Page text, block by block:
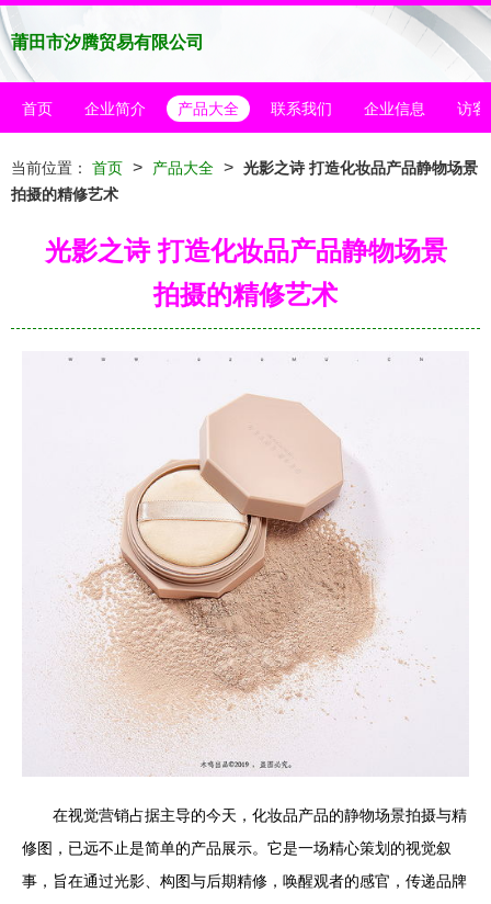
莆田市汐腾贸易有限公司
首页 企业简介 产品大全 联系我们 企业信息 访客
当前位置： 首页 > 产品大全 > 光影之诗 打造化妆品产品静物场景
拍摄的精修艺术
光影之诗 打造化妆品产品静物场景
拍摄的精修艺术
在视觉营销占据主导的今天，化妆品产品的静物场景拍摄与精
修图，已远不止是简单的产品展示。它是一场精心策划的视觉叙
事，旨在通过光影、构图与后期精修，唤醒观者的感官，传递品牌